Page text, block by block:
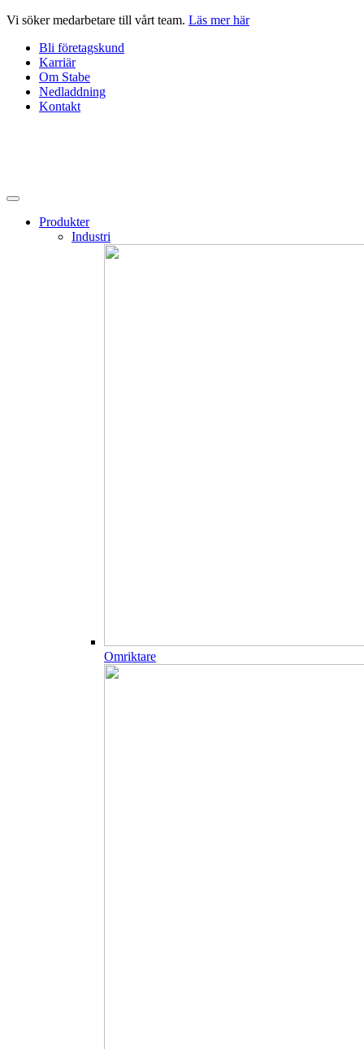
Hoppa
innehåll
Vi söker medarbetare till vårt team. Läs mer här
Bli företagskund
Karriär
Om Stabe
Nedladdning
Kontakt
Produkter
Industri
Omriktare